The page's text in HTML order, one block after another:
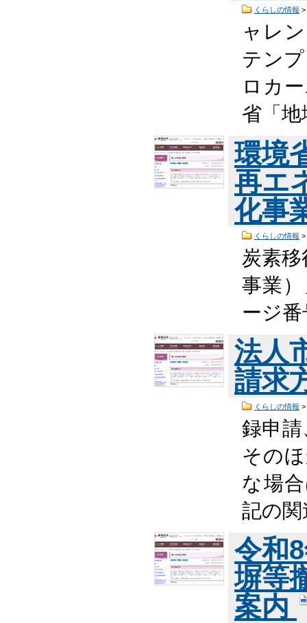
くらしの情報 >
ャレ
テン
ロカ
省「
環境
再エ
化事
くらしの情報 >
炭素
事業
ージ
法人
請求
くらしの情報 >
録申
その
な場
記の
令和
塀等
案内